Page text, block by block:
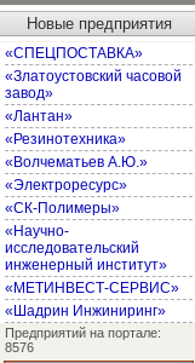
Новые предприятия
«СПЕЦПОСТАВКА»
«Златоустовский часовой
завод»
«Лантан»
«Резинотехника»
«Волчематьев А.Ю.»
«Электроресурс»
«СК-Полимеры»
«Научно-
исследовательский
инженерный институт»
«МЕТИНВЕСТ-СЕРВИС»
«Шадрин Инжиниринг»
Предприятий на портале:
8576